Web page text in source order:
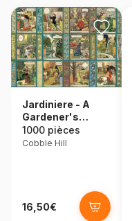
Jardiniere - A
Gardener's
Calendar
1000 pièces
Cobble Hill
16,50€